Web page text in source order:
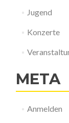
Jugend
Konzerte
META
Anmelden